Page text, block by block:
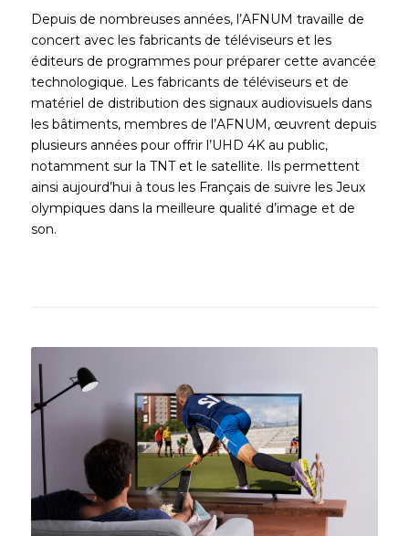
Depuis de nombreuses années, l’AFNUM travaille de
concert avec les fabricants de téléviseurs et les
éditeurs de programmes pour préparer cette avancée
technologique. Les fabricants de téléviseurs et de
matériel de distribution des signaux audiovisuels dans
les bâtiments, membres de l’AFNUM, œuvrent depuis
plusieurs années pour offrir l’UHD 4K au public,
notamment sur la TNT et le satellite. Ils permettent
ainsi aujourd’hui à tous les Français de suivre les Jeux
olympiques dans la meilleure qualité d’image et de
son.